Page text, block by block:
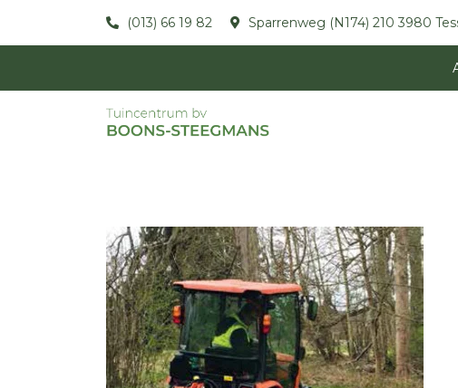
(013) 66 19 82 Sparrenweg (N174) 210 3980